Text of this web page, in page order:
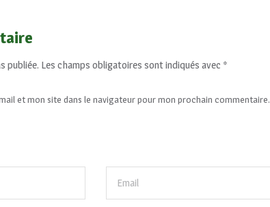
publiée. Les champs obligatoires sont indiqués avec *
et mon site dans le navigateur pour mon prochain commentaire.